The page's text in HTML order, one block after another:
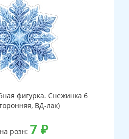
фигурка. Снежинка 6
ВД-лак)
розн: 7 ₽